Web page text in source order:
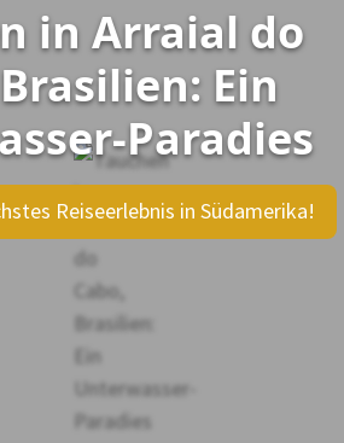
in Arraial do
Ein
Paradies
Reiseerlebnis in Südamerika!